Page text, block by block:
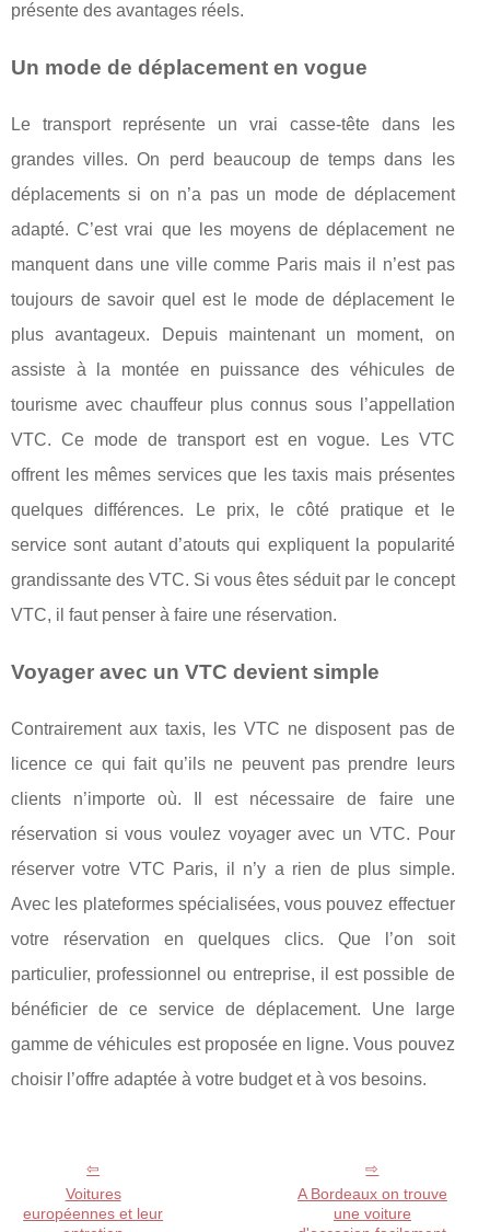
présente des avantages réels.
Un mode de déplacement en vogue
Le transport représente un vrai casse-tête dans les
grandes villes. On perd beaucoup de temps dans les
déplacements si on n’a pas un mode de déplacement
adapté. C’est vrai que les moyens de déplacement ne
manquent dans une ville comme Paris mais il n’est pas
toujours de savoir quel est le mode de déplacement le
plus avantageux. Depuis maintenant un moment, on
assiste à la montée en puissance des véhicules de
tourisme avec chauffeur plus connus sous l’appellation
VTC. Ce mode de transport est en vogue. Les VTC
offrent les mêmes services que les taxis mais présentes
quelques différences. Le prix, le côté pratique et le
service sont autant d’atouts qui expliquent la popularité
grandissante des VTC. Si vous êtes séduit par le concept
VTC, il faut penser à faire une réservation.
Voyager avec un VTC devient simple
Contrairement aux taxis, les VTC ne disposent pas de
licence ce qui fait qu’ils ne peuvent pas prendre leurs
clients n’importe où. Il est nécessaire de faire une
réservation si vous voulez voyager avec un VTC. Pour
réserver votre VTC Paris, il n’y a rien de plus simple.
Avec les plateformes spécialisées, vous pouvez effectuer
votre réservation en quelques clics. Que l’on soit
particulier, professionnel ou entreprise, il est possible de
bénéficier de ce service de déplacement. Une large
gamme de véhicules est proposée en ligne. Vous pouvez
choisir l’offre adaptée à votre budget et à vos besoins.
Voitures
européennes et leur
A Bordeaux on trouve
une voiture